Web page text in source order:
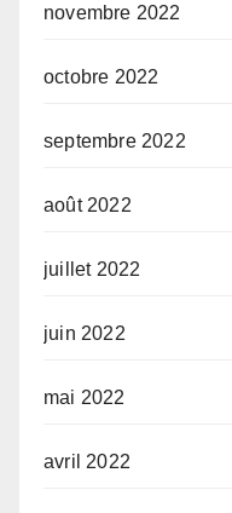
novembre 2022
octobre 2022
septembre 2022
août 2022
juillet 2022
juin 2022
mai 2022
avril 2022